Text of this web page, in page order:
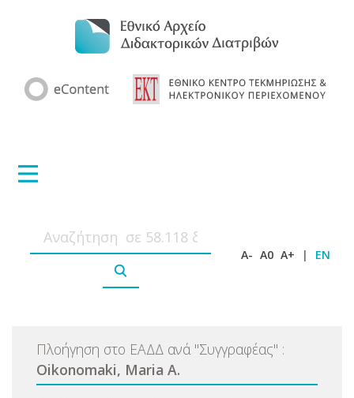
A- A0 A+ | EN
Πλοήγηση στο ΕΑΔΔ ανά "Συγγραφέας" :
Oikonomaki, Maria A.